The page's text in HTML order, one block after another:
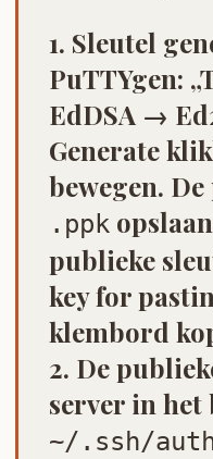
1. Sleutel
PuTTYgen:
EdDSA →
Generate
bewegen. De
.ppk
publieke
key for
klembord
2. De
server in het
~/.ssh/